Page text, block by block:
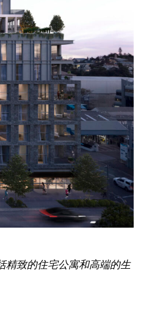
精致的住宅公寓和高端的生